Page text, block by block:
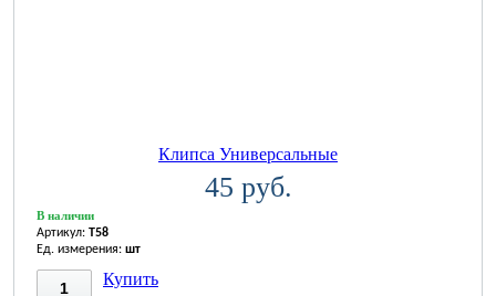
Клипса Универсальные
45 руб.
В наличии
Артикул: T58
Ед. измерения: шт
Купить